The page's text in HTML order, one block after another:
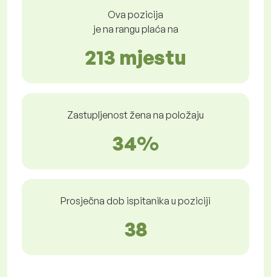
Ova pozicija
je na rangu plaća na
213 mjestu
Zastupljenost žena na položaju
34%
Prosječna dob ispitanika u poziciji
38